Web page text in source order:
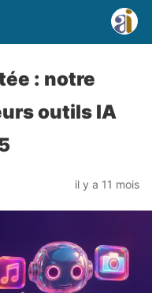
: notre
outils IA
il y a 11 mois